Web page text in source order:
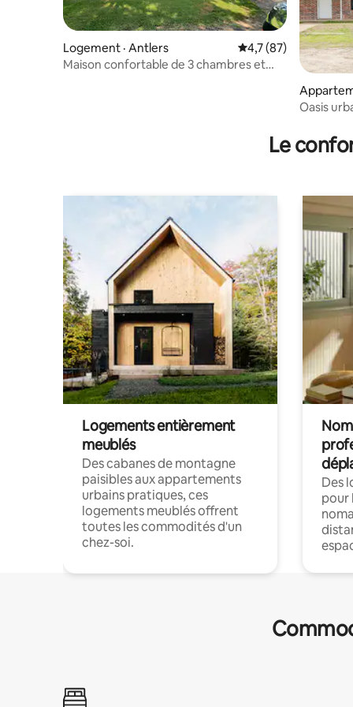
Logement · Antlers Note moyenne de
4,7 (87)
Maison confortable de 3 chambres et
Oasis
Le
Logements entièrement
meublés
Des cabanes de montagne
paisibles aux appartements
urbains pratiques, ces
logements meublés offrent
toutes les commodités d'un
chez-soi.
Des
pour